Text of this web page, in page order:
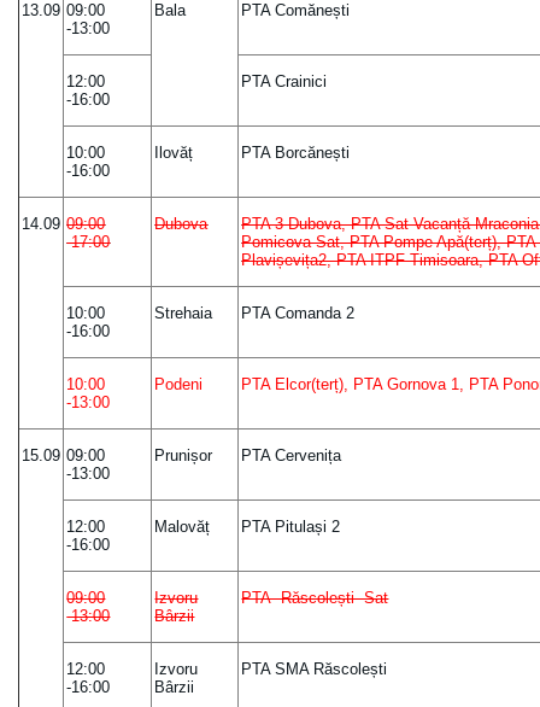
13.09 09:00
-13:00
Bala PTA Comănești
12:00
-16:00
PTA Crainici
10:00
-16:00
Ilovăț PTA Borcănești
14.09 09:00
-17:00
Dubova
PTA 3 Dubova, PTA Sat Vacanță
Pomicova Sat, PTA Pompe Apă(terț),
Plavișevița2, PTA ITPF Timisoara, PTA
10:00
-16:00
Strehaia PTA Comanda 2
10:00
-13:00
Podeni PTA Elcor(terț), PTA Gornova 1, PTA
15.09 09:00
-13:00
Prunișor PTA Cervenița
12:00
-16:00
Malovăț PTA Pitulași 2
09:00
-13:00
Izvoru
Bârzii
PTA Răscolești Sat
12:00
-16:00
Izvoru
Bârzii
PTA SMA Răscolești